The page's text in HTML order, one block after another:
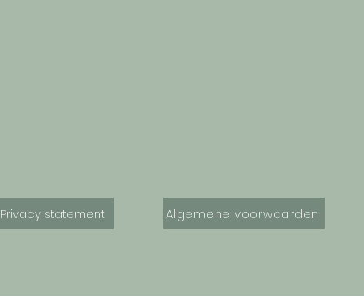
Privacy statement Algemene voorwaarden